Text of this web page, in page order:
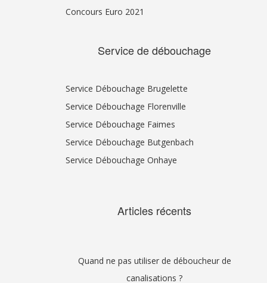
Concours Euro 2021
Service de débouchage
Service Débouchage Brugelette
Service Débouchage Florenville
Service Débouchage Faimes
Service Débouchage Butgenbach
Service Débouchage Onhaye
Articles récents
Quand ne pas utiliser de déboucheur de
canalisations ?